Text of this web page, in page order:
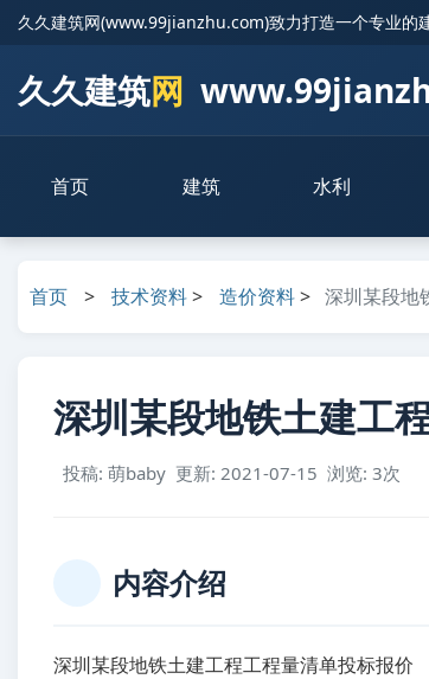
久久建筑网(www.99jianzhu.com)致力打造一个专业的
久久建筑网
首页 建筑 水利
首页 > 技术资料> 造价资料> 深圳某段地
深圳某段地铁土建工
投稿: 萌baby 更新: 2021-07-15 浏览: 3次
内容介绍
深圳某段地铁土建工程工程量清单投标报价